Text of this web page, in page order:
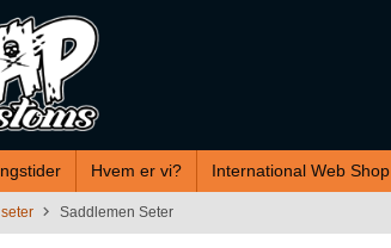
Hvem er vi? International Web Shop
Saddlemen Seter